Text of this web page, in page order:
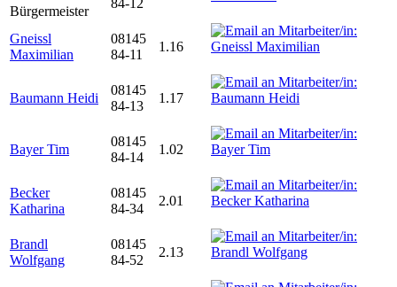
Bürgermeister
84-12
Gneissl
Maximilian
08145
84-11
1.16
Baumann Heidi
08145
84-13
1.17
Bayer Tim
08145
84-14
1.02
Becker
Katharina
08145
84-34
2.01
Brandl
Wolfgang
08145
84-52
2.13